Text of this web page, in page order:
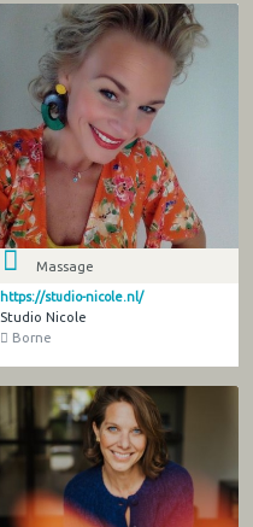
Massage
https://studio-nicole.nl/
Studio Nicole
Borne